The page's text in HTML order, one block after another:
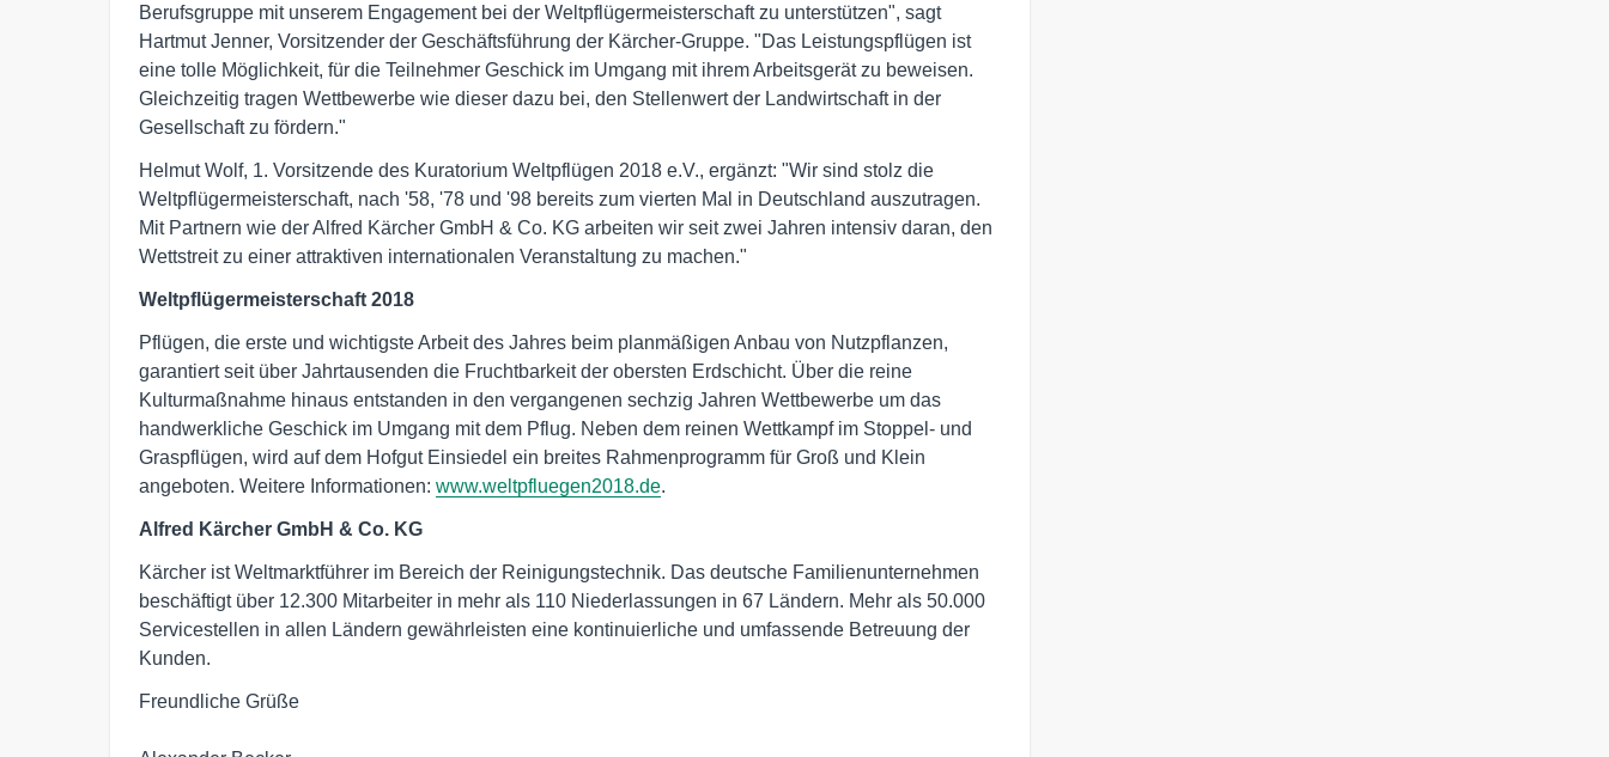
Berufsgruppe mit unserem Engagement bei der Weltpflügermeisterschaft zu unterstützen", sagt
Hartmut Jenner, Vorsitzender der Geschäftsführung der Kärcher-Gruppe. "Das Leistungspflügen ist
eine tolle Möglichkeit, für die Teilnehmer Geschick im Umgang mit ihrem Arbeitsgerät zu beweisen.
Gleichzeitig tragen Wettbewerbe wie dieser dazu bei, den Stellenwert der Landwirtschaft in der
Gesellschaft zu fördern."
Helmut Wolf, 1. Vorsitzende des Kuratorium Weltpflügen 2018 e.V., ergänzt: "Wir sind stolz die
Weltpflügermeisterschaft, nach '58, '78 und '98 bereits zum vierten Mal in Deutschland auszutragen.
Mit Partnern wie der Alfred Kärcher GmbH & Co. KG arbeiten wir seit zwei Jahren intensiv daran, den
Wettstreit zu einer attraktiven internationalen Veranstaltung zu machen."
Weltpflügermeisterschaft 2018
Pflügen, die erste und wichtigste Arbeit des Jahres beim planmäßigen Anbau von Nutzpflanzen,
garantiert seit über Jahrtausenden die Fruchtbarkeit der obersten Erdschicht. Über die reine
Kulturmaßnahme hinaus entstanden in den vergangenen sechzig Jahren Wettbewerbe um das
handwerkliche Geschick im Umgang mit dem Pflug. Neben dem reinen Wettkampf im Stoppel- und
Graspflügen, wird auf dem Hofgut Einsiedel ein breites Rahmenprogramm für Groß und Klein
angeboten. Weitere Informationen: www.weltpfluegen2018.de.
Alfred Kärcher GmbH & Co. KG
Kärcher ist Weltmarktführer im Bereich der Reinigungstechnik. Das deutsche Familienunternehmen
beschäftigt über 12.300 Mitarbeiter in mehr als 110 Niederlassungen in 67 Ländern. Mehr als 50.000
Servicestellen in allen Ländern gewährleisten eine kontinuierliche und umfassende Betreuung der
Kunden.
Freundliche Grüße